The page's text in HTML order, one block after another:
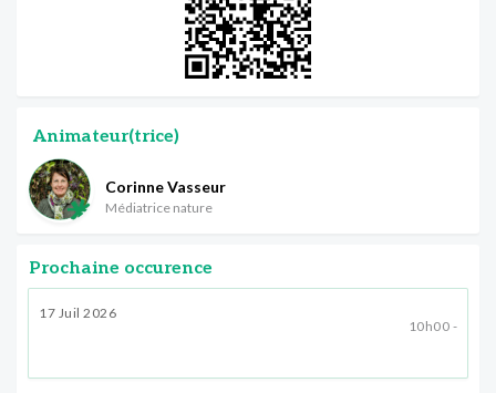
Animateur(trice)
Corinne Vasseur
Médiatrice nature
Prochaine occurence
17 Juil 2026
10h00 -